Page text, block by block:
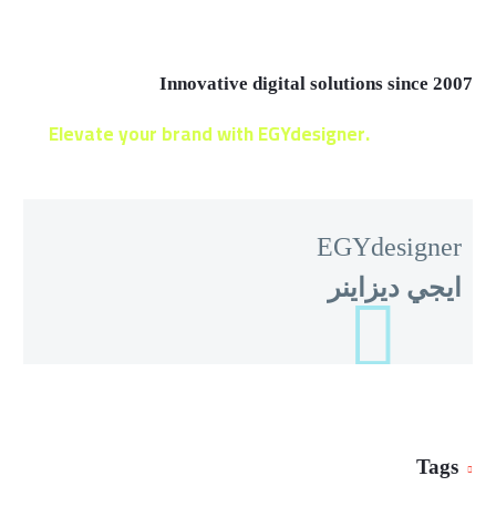
Innovative digital solutions since 2007
Elevate your brand with EGYdesigner.
EGYdesigner
ايجي ديزاينر
Tags